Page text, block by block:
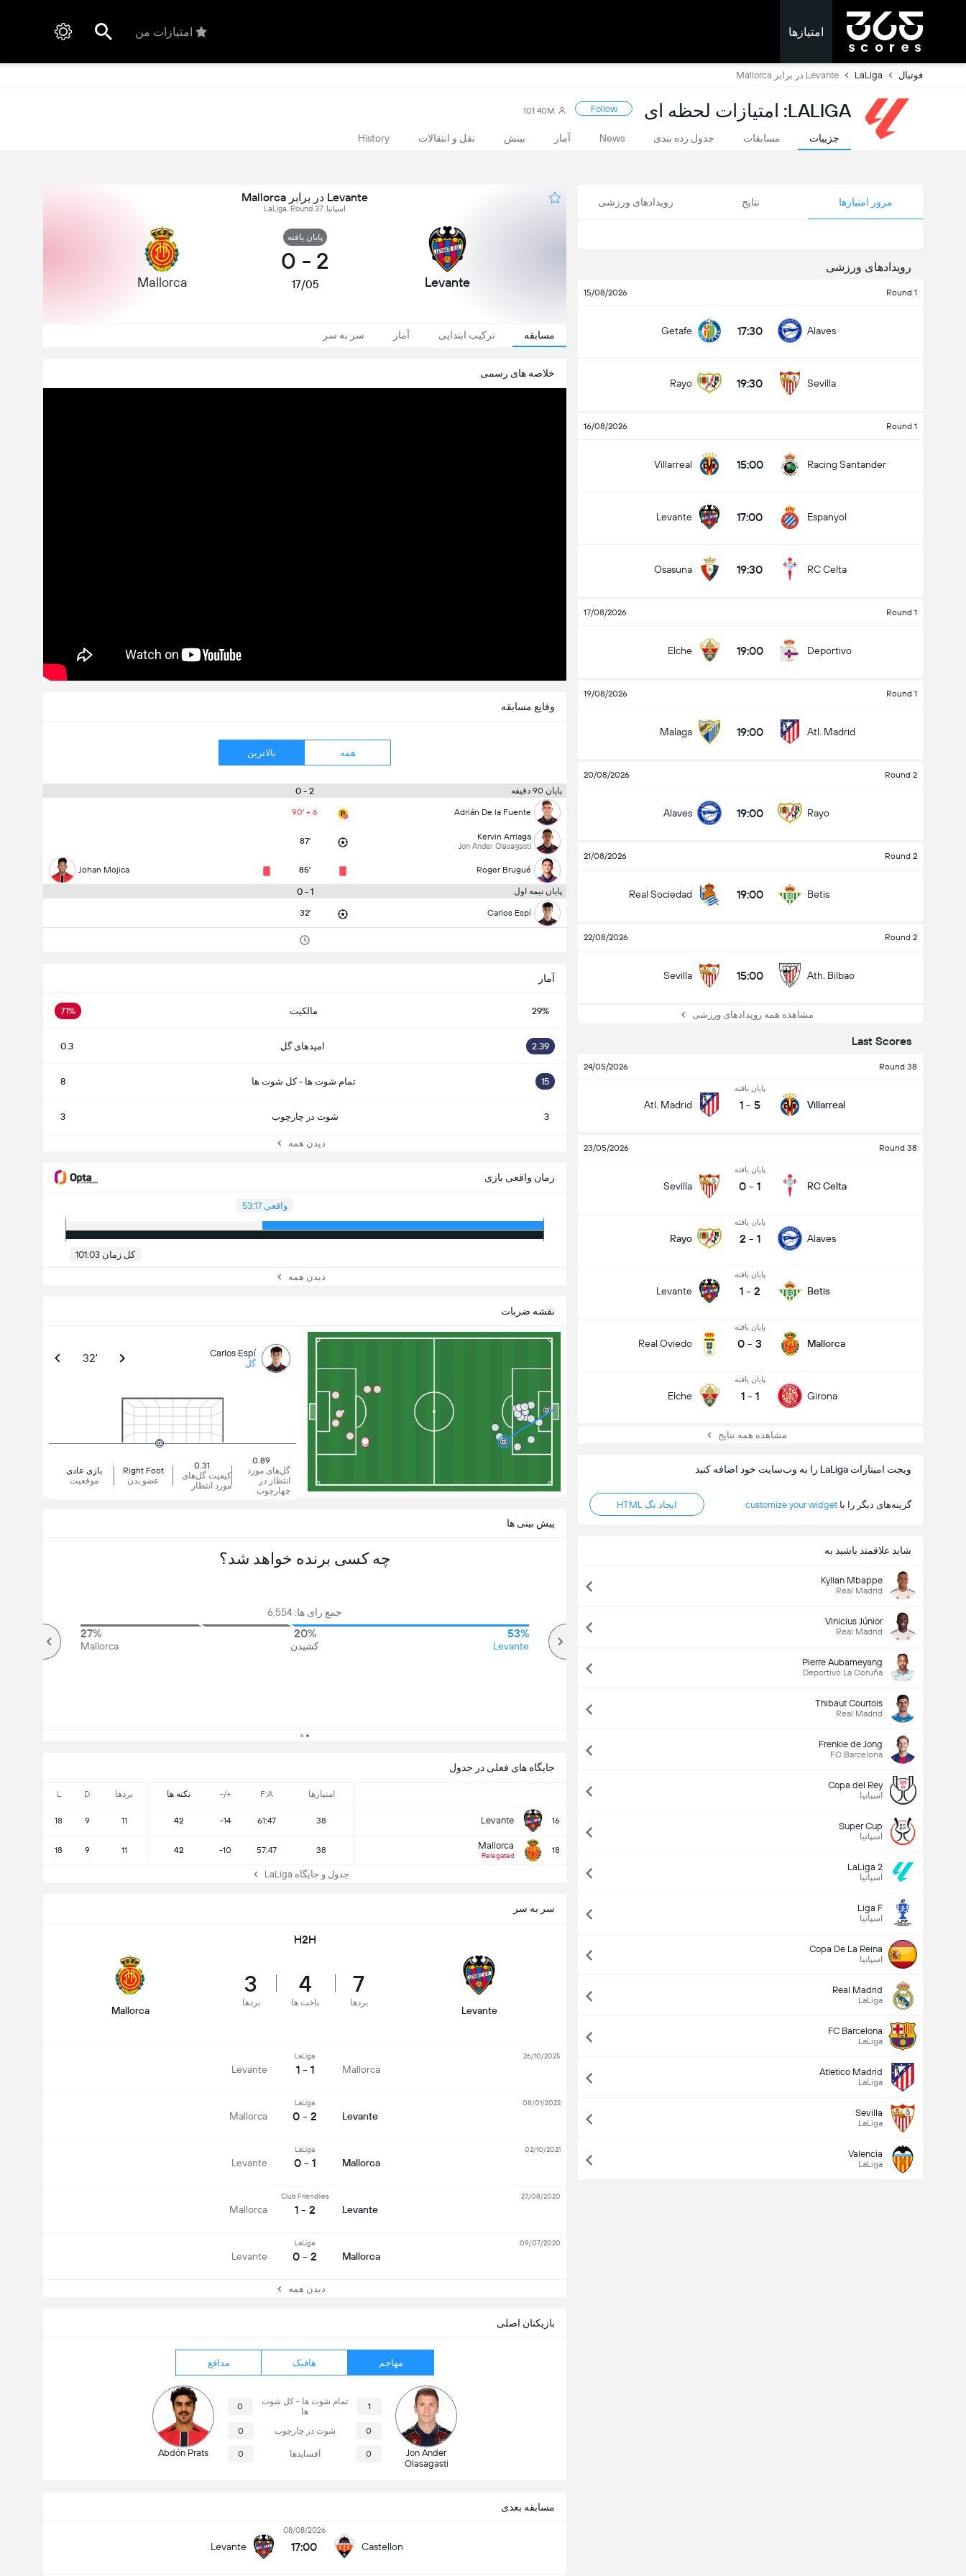
امتیازها امتیازات من
فوتبال LaLiga Levante در برابر Mallorca
LALIGA: امتیازات لحظه ای Follow
101.40M
جزییات مسابقات جدول رده بندی News آمار بینش نقل و انتقالات History
مرور امتیازها نتایج رویدادهای ورزشی
رویدادهای ورزشی
Round 1
15/08/2026
Alaves
17:30
Getafe
Sevilla
19:30
Rayo
Round 1
16/08/2026
Racing Santander
15:00
Villarreal
Espanyol
17:00
Levante
RC Celta
19:30
Osasuna
Round 1
17/08/2026
Deportivo
19:00
Elche
Round 1
19/08/2026
Atl. Madrid
19:00
Malaga
Round 2
20/08/2026
Rayo
19:00
Alaves
Round 2
21/08/2026
Betis
19:00
Real Sociedad
Round 2
22/08/2026
Ath. Bilbao
15:00
Sevilla
مشاهده همه رویدادهای ورزشی
Last Scores
Round 38
24/05/2026
Villarreal
پایان یافته
5
-
1
Atl. Madrid
Round 38
23/05/2026
RC Celta
پایان یافته
1
-
0
Sevilla
Alaves
پایان یافته
1
-
2
Rayo
Betis
پایان یافته
2
-
1
Levante
Mallorca
پایان یافته
3
-
0
Real Oviedo
Girona
پایان یافته
1
-
1
Elche
مشاهده همه نتایج
ویجت امیتازات LaLiga را به وب‌سایت خود اضافه کنید
گزینه‌های دیگر را با customize your widget ایجاد تگ HTML
شاید علاقمند باشید به
Kylian Mbappe
Real Madrid
Vinicius Júnior
Real Madrid
Pierre Aubameyang
Deportivo La Coruña
Thibaut Courtois
Real Madrid
Frenkie de Jong
FC Barcelona
Copa del Rey
اسپانیا
Super Cup
اسپانیا
LaLiga 2
اسپانیا
Liga F
اسپانیا
Copa De La Reina
اسپانیا
Real Madrid
LaLiga
FC Barcelona
LaLiga
Atletico Madrid
LaLiga
Sevilla
LaLiga
Valencia
LaLiga
Levante در برابر Mallorca
اسپانیا, LaLiga, Round 37
Levante
پایان یافته
2
-
0
17/05
Mallorca
مسابقه ترکیب ابتدایی آمار سر به سر
خلاصه های رسمی
وقایع مسابقه
همه بالاترین
پایان 90 دقیقه 2 - 0
Adrián De la Fuente
90' + 6
Kervin Arriaga
Jon Ander Olasagasti
87'
Roger Brugué
85'
Johan Mojica
پایان نیمه اول 1 - 0
Carlos Espí
32'
مسابقه بعدی
Castellon
08/08/2026
17:00
Levante
بازیکنان اصلی
مهاجم هافبک مدافع
Jon Ander
Olasagasti
1
تمام شوت ها - کل شوت
ها
0
0 شوت در چارچوب 0
0 آفسایدها 0
Abdón Prats
آمار
29% مالکیت 71%
2.39 امیدهای گل 0.3
15 تمام شوت ها - کل شوت ها 8
3 شوت در چارچوب 3
دیدن همه
زمان واقعی بازی
واقعی 53:17
کل زمان 101:03
دیدن همه
نقشه ضربات
Carlos Espí
گل 32'
بازی عادی
موقعیت
Right Foot
عضو بدن
0.31
کیفیت گل‌های
مورد انتظار
0.89
گل‌های مورد
انتظار در
چهارچوب
جایگاه های فعلی در جدول
امتیازها F:A
+/- نکته ها بردها D
L
16
Levante
38
61:47
-14
42
11
9
18
18
Mallorca
Relegated
38
57:47
-10
42
11
9
18
جدول و جایگاه LaLiga
پیش بینی ها
چه کسی برنده خواهد شد؟
جمع رای ها: 6,554
53%
Levante
20%
کشیدن
27%
Mallorca
کل گل های بازی (2.5)
سر به سر
H2H
Levante
7
بردها
4
باخت ها
3
بردها
Mallorca
Mallorca
LaLiga
1 - 1
Levante
26/10/2025
Levante
LaLiga
2 - 0
Mallorca
08/01/2022
Mallorca
LaLiga
1 - 0
Levante
02/10/2021
Levante
Club Friendlies
2 - 1
Mallorca
27/08/2020
Mallorca
LaLiga
2 - 0
Levante
09/07/2020
دیدن همه